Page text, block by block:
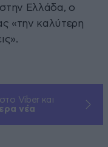
στην Ελλάδα, ο
«την καλύτερη
στο Viber και
νέα